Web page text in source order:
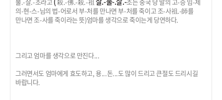
의-현-스-님의 법-어로서 부-처를 만나면 부-처를 죽이고 조-사祖.-師를
만나면 조-사를 죽이라는 뜻)엄마를 생각으로 죽이는게 당연하다.
그리고 엄마를 생각으로 만진다...
그러면서도 엄마에게 효도하고, 용...돈...도 많이 드리고 큰절도 드리시길
바랍니다.